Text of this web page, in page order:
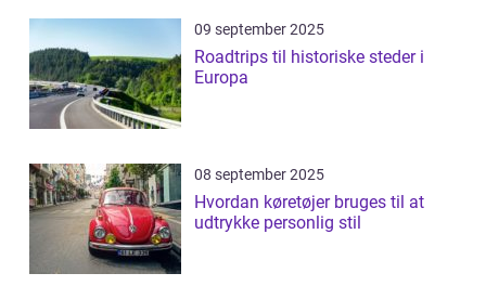
09 september 2025
Roadtrips til historiske steder i
Europa
08 september 2025
Hvordan køretøjer bruges til at
udtrykke personlig stil